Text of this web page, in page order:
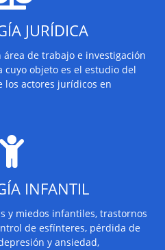
JURÍDICA
área de trabajo e investigación
cuyo objeto es el estudio del
los actores jurídicos en
INFANTIL
y miedos infantiles, trastornos
de esfínteres, pérdida de
y ansiedad,